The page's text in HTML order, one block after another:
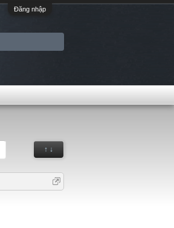
Đăng nhập
↑ ↓